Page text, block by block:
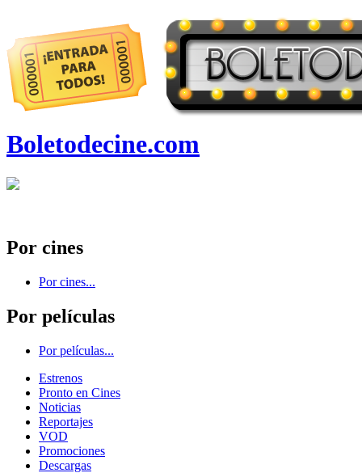
Boletodecine.com
Por cines
Por cines...
Por películas
Por películas...
Estrenos
Pronto en Cines
Noticias
Reportajes
VOD
Promociones
Descargas